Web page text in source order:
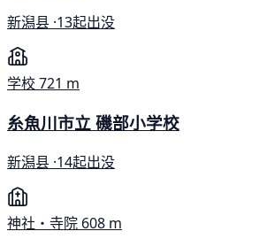
新潟县 ·13起出没
学校721 m
糸魚川市立 磯部小学校
新潟县 ·14起出没
神社・寺院 608 m